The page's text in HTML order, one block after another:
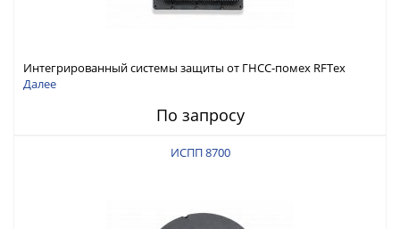
Интегрированный системы защиты от ГНСС-помех RFТех
ИСПП 8800
Далее
По запросу
ИСПП 8700